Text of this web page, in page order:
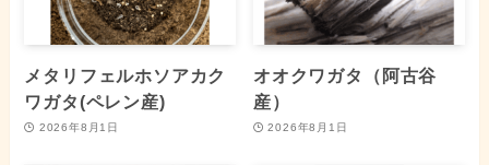
メタリフェルホソアカク
ワガタ(ペレン産)
2026年8月1日
オオクワガタ（阿古谷
産）
2026年8月1日